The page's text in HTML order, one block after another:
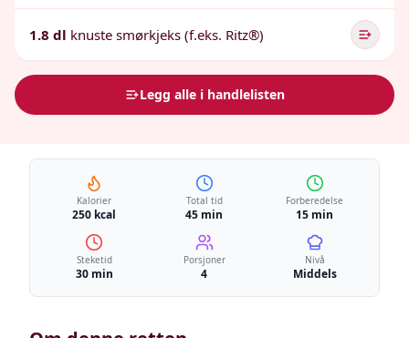
1.8 dl knuste smørkjeks (f.eks. Ritz®)
Legg alle i handlelisten
Kalorier
250 kcal
Total tid
45 min
Forberedelse
15 min
Steketid
30 min
Porsjoner
4
Nivå
Middels